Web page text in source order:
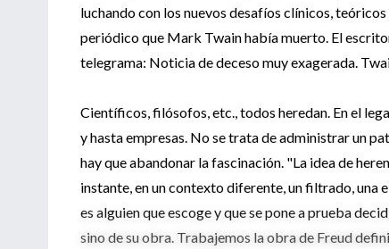
luchando con los nuevos desafíos clínicos,
periódico que Mark Twain había muerto. El
telegrama: Noticia de deceso muy exagerada.
Científicos, filósofos, etc., todos heredan. En el
y hasta empresas. No se trata de administrar un
hay que abandonar la fascinación. "La idea de
instante, en un contexto diferente, un filtrado, una
es alguien que escoge y que se pone a prueba
sino de su obra. Trabajemos la obra de Freud